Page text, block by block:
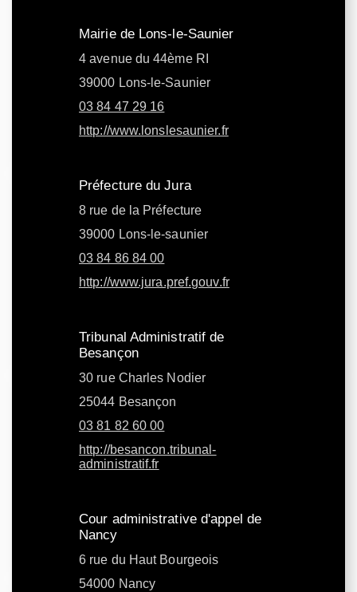
Mairie de Lons-le-Saunier
4 avenue du 44ème RI
39000 Lons-le-Saunier
03 84 47 29 16
http://www.lonslesaunier.fr
Préfecture du Jura
8 rue de la Préfecture
39000 Lons-le-saunier
03 84 86 84 00
http://www.jura.pref.gouv.fr
Tribunal Administratif de
Besançon
30 rue Charles Nodier
25044 Besançon
03 81 82 60 00
http://besancon.tribunal-
administratif.fr
Cour administrative d'appel de
Nancy
6 rue du Haut Bourgeois
54000 Nancy